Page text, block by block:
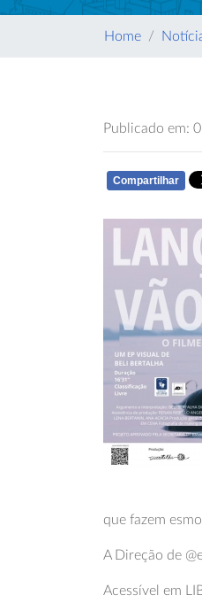
Home
Publicado em:
Compartilhar
que fazem
A Direção de
Acessível em